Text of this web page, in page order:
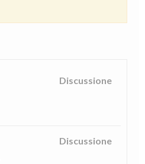
Discussione
Discussione